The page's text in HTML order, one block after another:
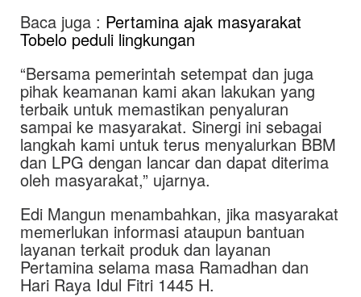
Baca juga : Pertamina ajak masyarakat
Tobelo peduli lingkungan
“Bersama pemerintah setempat dan juga
pihak keamanan kami akan lakukan yang
terbaik untuk memastikan penyaluran
sampai ke masyarakat. Sinergi ini sebagai
langkah kami untuk terus menyalurkan BBM
dan LPG dengan lancar dan dapat diterima
oleh masyarakat,” ujarnya.
Edi Mangun menambahkan, jika masyarakat
memerlukan informasi ataupun bantuan
layanan terkait produk dan layanan
Pertamina selama masa Ramadhan dan
Hari Raya Idul Fitri 1445 H.